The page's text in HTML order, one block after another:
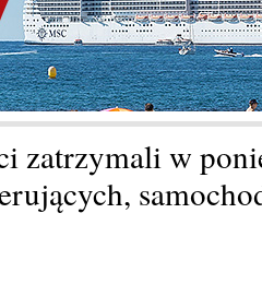
zatrzymali w